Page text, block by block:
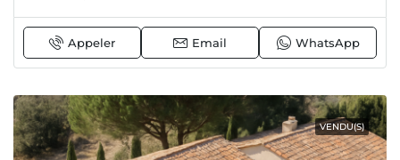
Appeler Email WhatsApp
VENDU(S)